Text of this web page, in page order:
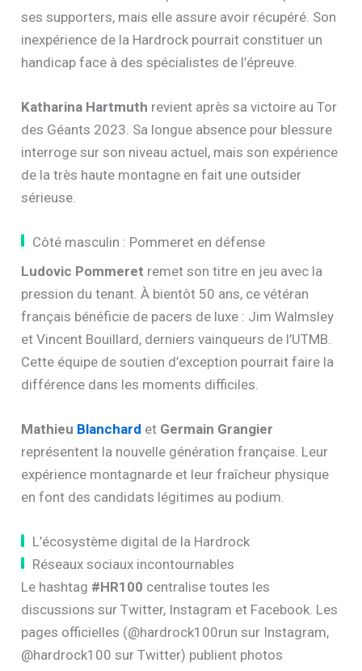
ses supporters, mais elle assure avoir récupéré. Son
inexpérience de la Hardrock pourrait constituer un
handicap face à des spécialistes de l’épreuve.
Katharina Hartmuth revient après sa victoire au Tor
des Géants 2023. Sa longue absence pour blessure
interroge sur son niveau actuel, mais son expérience
de la très haute montagne en fait une outsider
sérieuse.
Côté masculin : Pommeret en défense
Ludovic Pommeret remet son titre en jeu avec la
pression du tenant. À bientôt 50 ans, ce vétéran
français bénéficie de pacers de luxe : Jim Walmsley
et Vincent Bouillard, derniers vainqueurs de l’UTMB.
Cette équipe de soutien d’exception pourrait faire la
différence dans les moments difficiles.
Mathieu Blanchard et Germain Grangier
représentent la nouvelle génération française. Leur
expérience montagnarde et leur fraîcheur physique
en font des candidats légitimes au podium.
L’écosystème digital de la Hardrock
Réseaux sociaux incontournables
Le hashtag #HR100 centralise toutes les
discussions sur Twitter, Instagram et Facebook. Les
pages officielles (@hardrock100run sur Instagram,
@hardrock100 sur Twitter) publient photos